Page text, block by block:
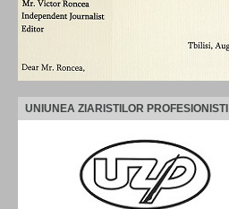
UNIUNEA ZIARISTILOR PROFESIONISTI